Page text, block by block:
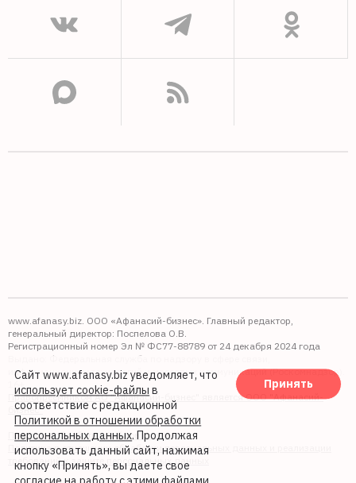
www.afanasy.biz. ООО «Афанасий-бизнес». Главный редактор,
генеральный директор: Поспелова О.В.
Регистрационный номер Эл № ФС77-88789 от 24 декабря 2024 года
Выдано: Федеральная служба по надзору в сфере связи,
информационных технологий и массовых коммуникаций (Роскомнадзор).
Правопреемником АО "Афанасий-бизнес" является ООО "Афанасий-
бизнес"
Политика обработки файлов cookie
Политика в отношении обработки персональных данных и реализации
требований к защите персональных данных
Сайт www.afanasy.biz уведомляет, что
использует cookie-файлы в
соответствие с редакционной
Политикой в отношении обработки
персональных данных. Продолжая
использовать данный сайт, нажимая
кнопку «Принять», вы даете свое
Принять